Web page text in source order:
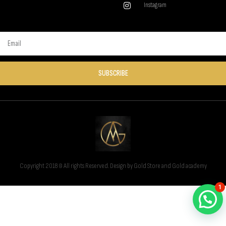
Instagram
SUBSCRIBE
Copyright 2018 © All rights Reserved. Design by Gold Store and Gold academy
1